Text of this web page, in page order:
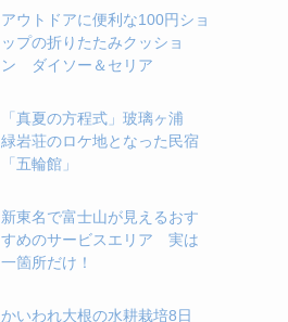
アウトドアに便利な100円ショ
ップの折りたたみクッショ
ン ダイソー＆セリア
「真夏の方程式」玻璃ヶ浦
緑岩荘のロケ地となった民宿
「五輪館」
新東名で富士山が見えるおす
すめのサービスエリア 実は
一箇所だけ！
かいわれ大根の水耕栽培8日